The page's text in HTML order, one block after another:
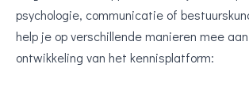
psychologie, communicatie of
help je op verschillende manieren mee
ontwikkeling van het kennisplatform: